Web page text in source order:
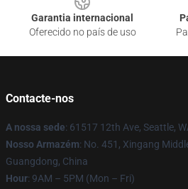
Garantia internacional
Oferecido no país de uso
Contacte-nos
A nossa sede: 61517 12th Ave, Seattle,
Nosso Armazém: No. 451, Xingang
Guangdong, China
Hour: 9AM – 5PM (Mon – Fri)